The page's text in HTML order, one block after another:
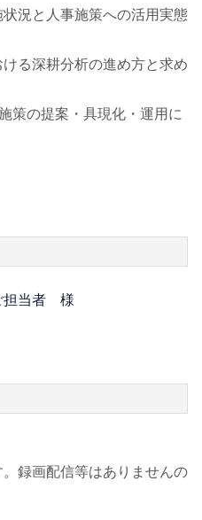
況と人事施策への活用実態
る深耕分析の進め方と求め
策の提案・具現化・運用に
担当者 様
録画配信等はありませんの